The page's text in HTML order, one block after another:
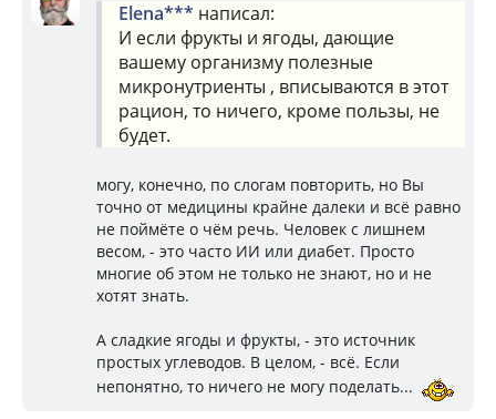
Elena*** написал:
И если фрукты и ягоды, дающие
вашему организму полезные
микронутриенты , вписываются в этот
рацион, то ничего, кроме пользы, не
будет.
могу, конечно, по слогам повторить, но Вы
точно от медицины крайне далеки и всё равно
не поймёте о чём речь. Человек с лишнем
весом, - это часто ИИ или диабет. Просто
многие об этом не только не знают, но и не
хотят знать.
А сладкие ягоды и фрукты, - это источник
простых углеводов. В целом, - всё. Если
непонятно, то ничего не могу поделать...